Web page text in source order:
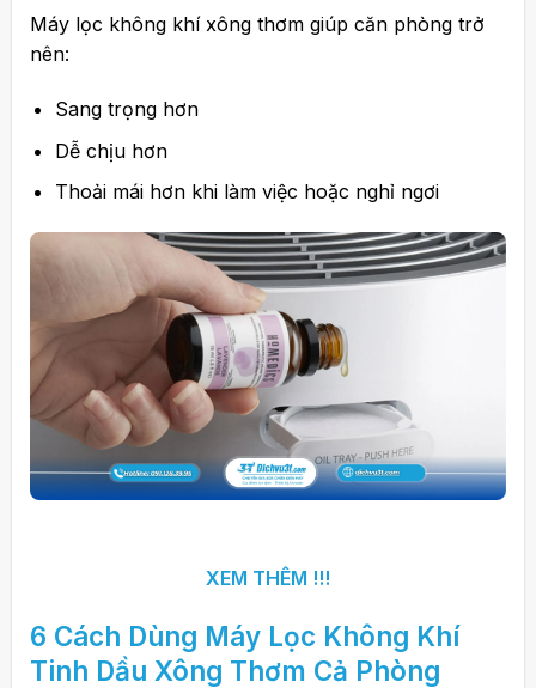
Máy lọc không khí xông thơm giúp căn phòng trở
nên:
Sang trọng hơn
Dễ chịu hơn
Thoải mái hơn khi làm việc hoặc nghỉ ngơi
XEM THÊM !!!
6 Cách Dùng Máy Lọc Không Khí
Tinh Dầu Xông Thơm Cả Phòng